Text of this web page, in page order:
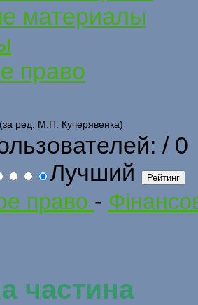
материалы
право
ред. М.П. Кучерявенка)
/ 0
Лучший
право -
частина